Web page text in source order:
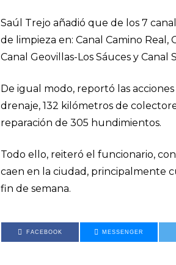
Saúl Trejo añadió que de los 7
de limpieza en: Canal Camino Real,
Canal Geovillas-Los Sáuces y
De igual modo, reportó las
drenaje, 132 kilómetros de
reparación de 305 hundimientos.
Todo ello, reiteró el funcionario,
caen en la ciudad, principalmente
fin de semana.
FACEBOOK MESSENGER